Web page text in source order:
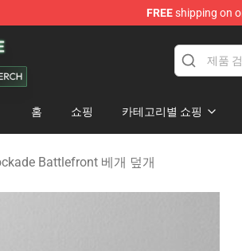
FREEshipping on
Blockade Battlefront Merchandise Store
홈 쇼핑 카테고리별 쇼핑
Battlefront 베개 덮개